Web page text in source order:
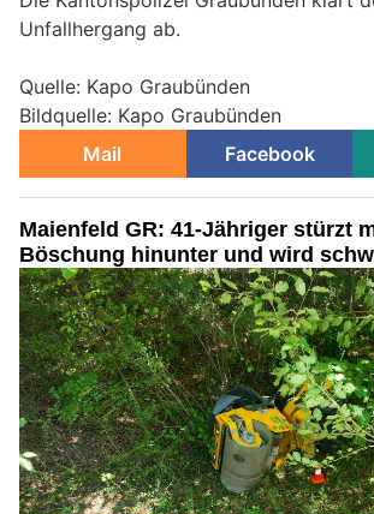
Unfallhergang ab.
Quelle: Kapo Graubünden
Bildquelle: Kapo Graubünden
Mail
Facebook
Maienfeld GR: 41-Jähriger stürzt
Böschung hinunter und wird